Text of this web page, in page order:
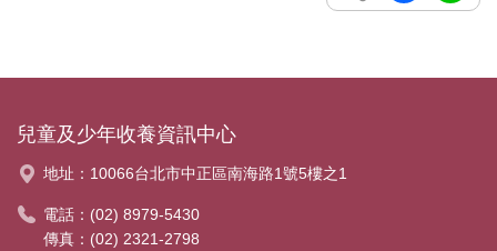
兒童及少年收養資訊中心
地址： 10066台北市中正區南海路1號5樓之1
電話： (02) 8979-5430
傳真：(02) 2321-2798